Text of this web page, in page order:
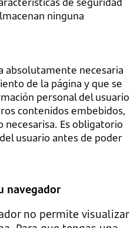
ninguna
absolutamente necesaria
de la página y que se
personal del usuario
contenidos embebidos,
necesarisa. Es obligatorio
usuario antes de poder
navegador
no permite visualizar